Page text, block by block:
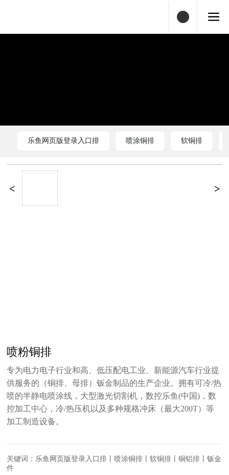
乐鱼网页版登录入口排 喷涂铜排 软铜排
喷粉铜排
专为电力电子行业和高、低压配电工业、新能源汽车行业提
供服务的（铜排、母排）钣金制品的生产企业。拥有可冷/热
喷的半静电喷涂线，大型激光切割机，数控乐鱼(中国)，数
控加工中心，冷/热压机以及多种规格冲床（最大200T）等
加工制造设备。
关键词：乐鱼网页版登录入口排丨喷涂铜排丨软铜排丨铜铝排丨钣金
件